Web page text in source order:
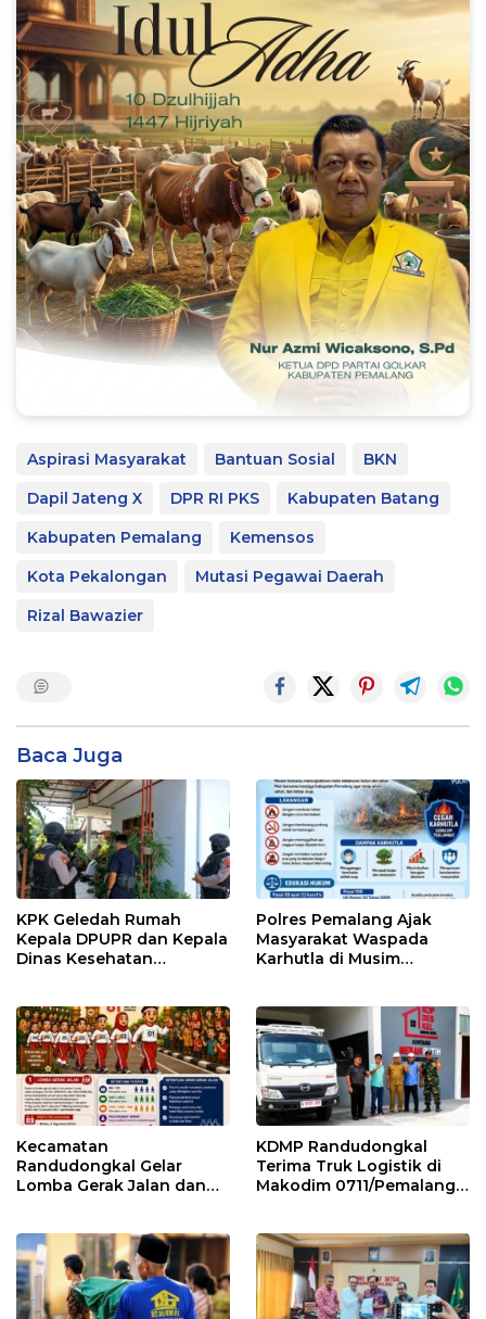
Aspirasi Masyarakat Bantuan Sosial
BKN
Dapil Jateng X
DPR RI PKS
Kabupaten Batang
Kabupaten Pemalang
Kemensos
Kota Pekalongan
Mutasi Pegawai Daerah
Rizal Bawazier
Baca Juga
KPK Geledah Rumah
Kepala DPUPR dan Kepala
Dinas Kesehatan
Polres Pemalang Ajak
Masyarakat Waspada
Karhutla di Musim
Kecamatan
Randudongkal Gelar
Lomba Gerak Jalan dan
KDMP Randudongkal
Terima Truk Logistik di
Makodim 0711/Pemalang